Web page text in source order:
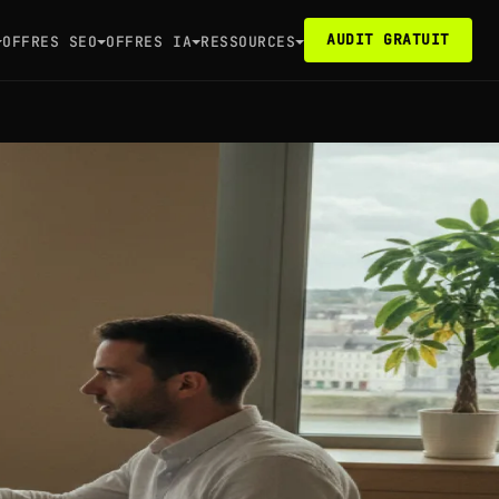
OFFRES SEO OFFRES IA RESSOURCES AUDIT GRATUIT